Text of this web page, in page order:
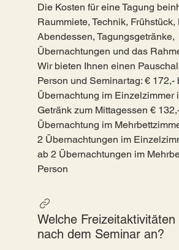
Die Kosten für eine Tagung
Raummiete, Technik, Frühstück,
Abendessen, Tagungsgetränke,
Übernachtungen und das
Wir bieten Ihnen einen
Person und Seminartag: € 172,-
Übernachtung im Einzelzimmer
Getränk zum Mittagessen €
Übernachtung im
2 Übernachtungen im
ab 2 Übernachtungen im
Person
Welche
nach dem Seminar an?